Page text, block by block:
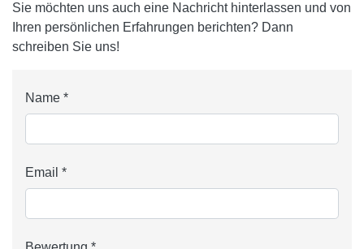
Sie möchten uns auch eine Nachricht hinterlassen und von
Ihren persönlichen Erfahrungen berichten? Dann
schreiben Sie uns!
Name *
Email *